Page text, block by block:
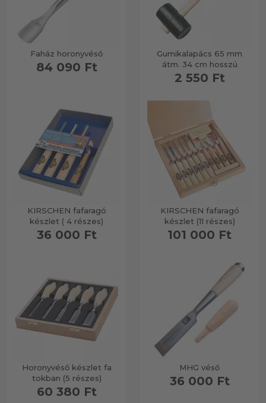
Faház horonyvéső
84 090 Ft
Gumikalapács 65 mm
átm. 34 cm hosszú
2 550 Ft
KIRSCHEN fafaragó
készlet ( 4 részes)
36 000 Ft
KIRSCHEN fafaragó
készlet (11 részes)
101 000 Ft
Horonyvéső készlet fa
tokban (5 részes)
60 380 Ft
MHG véső
36 000 Ft